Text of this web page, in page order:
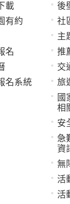
載
有約
名
名系統
後
社
主
推
交
旅
國
相
安
急
資
無
活
活